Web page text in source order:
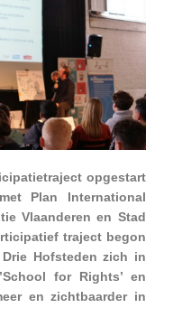
opgestart
Plan International
Vlaanderen en Stad
traject begon
Hofsteden zich in
for Rights’ en
en zichtbaarder in